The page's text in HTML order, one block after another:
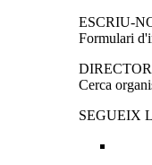
ESCRIU-
Formulari
Cerca
SEGUEIX